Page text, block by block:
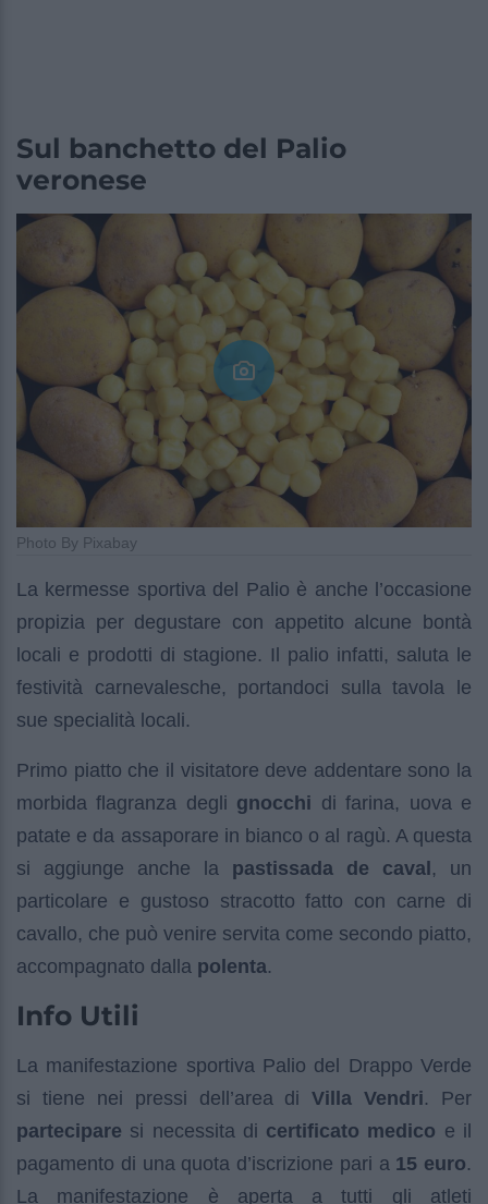
Sul banchetto del Palio
veronese
Photo By Pixabay
La kermesse sportiva del Palio è anche l’occasione
propizia per degustare con appetito alcune bontà
locali e prodotti di stagione. Il palio infatti, saluta le
festività carnevalesche, portandoci sulla tavola le
sue specialità locali.
Primo piatto che il visitatore deve addentare sono la
morbida flagranza degli gnocchi di farina, uova e
patate e da assaporare in bianco o al ragù. A questa
si aggiunge anche la pastissada de caval , un
particolare e gustoso stracotto fatto con carne di
cavallo, che può venire servita come secondo piatto,
accompagnato dalla polenta.
Info Utili
La manifestazione sportiva Palio del Drappo Verde
si tiene nei pressi dell’area diVilla Vendri. Per
partecipare si necessita di certificato medico e il
pagamento di una quota d’iscrizione pari a 15 euro.
La manifestazione è aperta a tutti gli atleti